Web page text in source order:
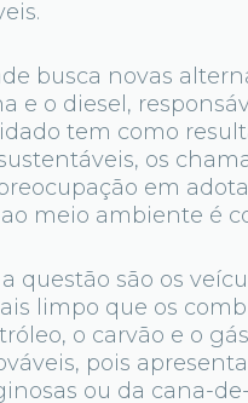
busca novas
e o diesel,
tem como
os
em
meio ambiente é
questão são os
limpo que os
o carvão e o
pois
ou da cana-